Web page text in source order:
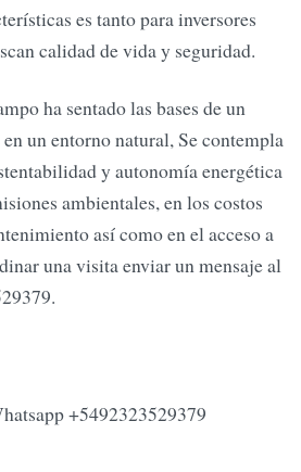
es tanto para inversores
calidad de vida y seguridad.
ha sentado las bases de un
un entorno natural, Se contempla
y autonomía energética
ambientales, en los costos
así como en el acceso a
una visita enviar un mensaje al
+5492323529379